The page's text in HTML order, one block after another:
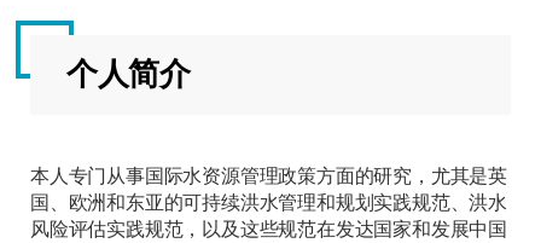
个人简介
本人专门从事国际水资源管理政策方面的研究，尤其是英
国、欧洲和东亚的可持续洪水管理和规划实践规范、洪水
风险评估实践规范，以及这些规范在发达国家和发展中国